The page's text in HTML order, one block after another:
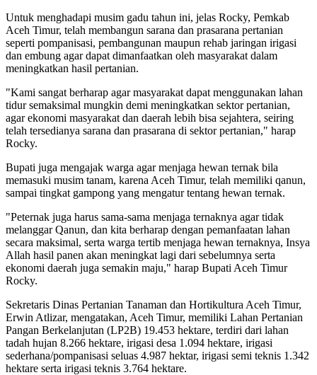
Untuk menghadapi musim gadu tahun ini, jelas Rocky, Pemkab
Aceh Timur, telah membangun sarana dan prasarana pertanian
seperti pompanisasi, pembangunan maupun rehab jaringan irigasi
dan embung agar dapat dimanfaatkan oleh masyarakat dalam
meningkatkan hasil pertanian.
"Kami sangat berharap agar masyarakat dapat menggunakan lahan
tidur semaksimal mungkin demi meningkatkan sektor pertanian,
agar ekonomi masyarakat dan daerah lebih bisa sejahtera, seiring
telah tersedianya sarana dan prasarana di sektor pertanian," harap
Rocky.
Bupati juga mengajak warga agar menjaga hewan ternak bila
memasuki musim tanam, karena Aceh Timur, telah memiliki qanun,
sampai tingkat gampong yang mengatur tentang hewan ternak.
"Peternak juga harus sama-sama menjaga ternaknya agar tidak
melanggar Qanun, dan kita berharap dengan pemanfaatan lahan
secara maksimal, serta warga tertib menjaga hewan ternaknya, Insya
Allah hasil panen akan meningkat lagi dari sebelumnya serta
ekonomi daerah juga semakin maju," harap Bupati Aceh Timur
Rocky.
Sekretaris Dinas Pertanian Tanaman dan Hortikultura Aceh Timur,
Erwin Atlizar, mengatakan, Aceh Timur, memiliki Lahan Pertanian
Pangan Berkelanjutan (LP2B) 19.453 hektare, terdiri dari lahan
tadah hujan 8.266 hektare, irigasi desa 1.094 hektare, irigasi
sederhana/pompanisasi seluas 4.987 hektar, irigasi semi teknis 1.342
hektare serta irigasi teknis 3.764 hektare.